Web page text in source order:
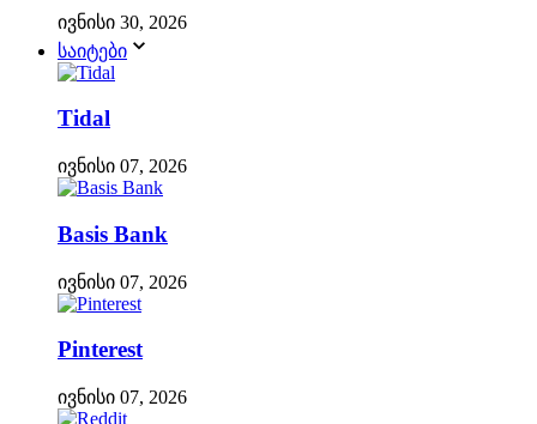
ივნისი 30, 2026
საიტები
Tidal
ივნისი 07, 2026
Basis Bank
ივნისი 07, 2026
Pinterest
ივნისი 07, 2026